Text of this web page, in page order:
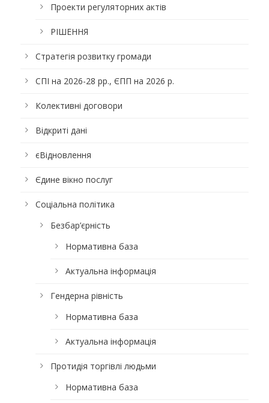
Проекти регуляторних актів
РІШЕННЯ
Стратегія розвитку громади
СПІ на 2026-28 рр., ЄПП на 2026 р.
Колективні договори
Відкриті дані
єВідновлення
Єдине вікно послуг
Соціальна політика
Безбар’єрність
Нормативна база
Актуальна інформація
Гендерна рівність
Нормативна база
Актуальна інформація
Протидія торгівлі людьми
Нормативна база